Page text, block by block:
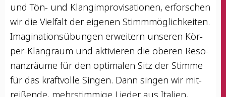
und Tön- und Klang­im­pro­vi­sa­tio­nen, erfor­schen
wir die Viel­falt der eige­nen Stimm­mög­lich­kei­ten.
Ima­gi­na­ti­ons­übun­gen erwei­tern unse­ren Kör­
per-Klang­raum und akti­vie­ren die obe­ren Reso­
nanz­räu­me für den opti­ma­len Sitz der Stim­me
für das kraft­vol­le Sin­gen. Dann sin­gen wir mit­
rei­ßen­de, mehr­stim­mi­ge Lie­der aus Ita­li­en,